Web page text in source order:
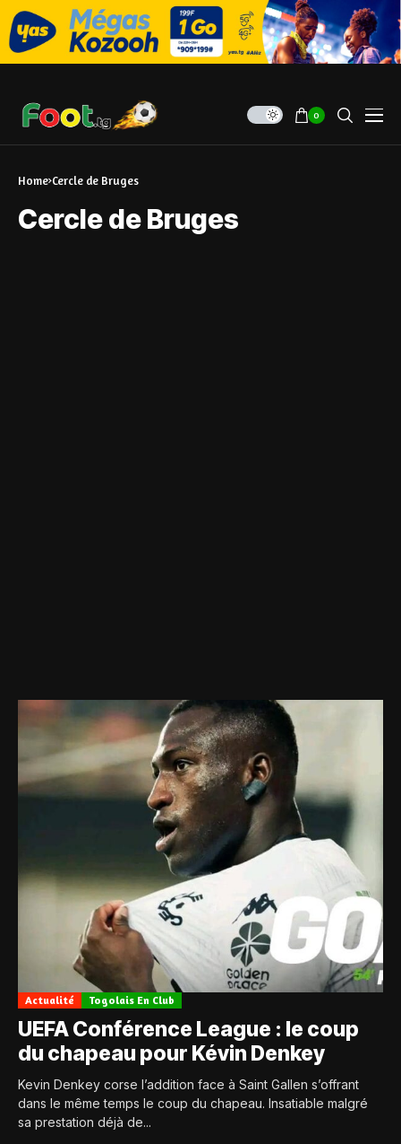
0
Home Cercle de Bruges
Cercle de Bruges
Actualité Togolais En Club
UEFA Conférence League : le coup
du chapeau pour Kévin Denkey
Kevin Denkey corse l’addition face à Saint Gallen s’offrant
dans le même temps le coup du chapeau. Insatiable malgré
sa prestation déjà de...